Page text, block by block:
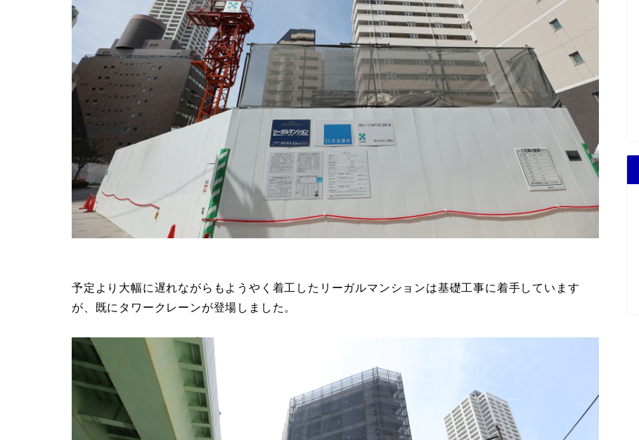
予定より大幅に遅れながらもようやく着工したリーガルマンションは基礎工事に着手しています
が、既にタワークレーンが登場しました。